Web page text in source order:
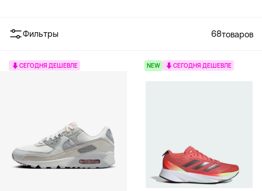
Фильтры 68товаров
СЕГОДНЯ ДЕШЕВЛЕ NEW СЕГОДНЯ ДЕШЕВЛЕ